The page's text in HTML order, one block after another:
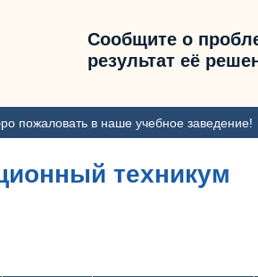
Сообщите о
результат её
пожаловать в наше учебное заведение!
техникум